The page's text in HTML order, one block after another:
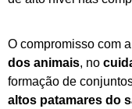
O compromisso com
dos animais, no
formação de
altos patamares do